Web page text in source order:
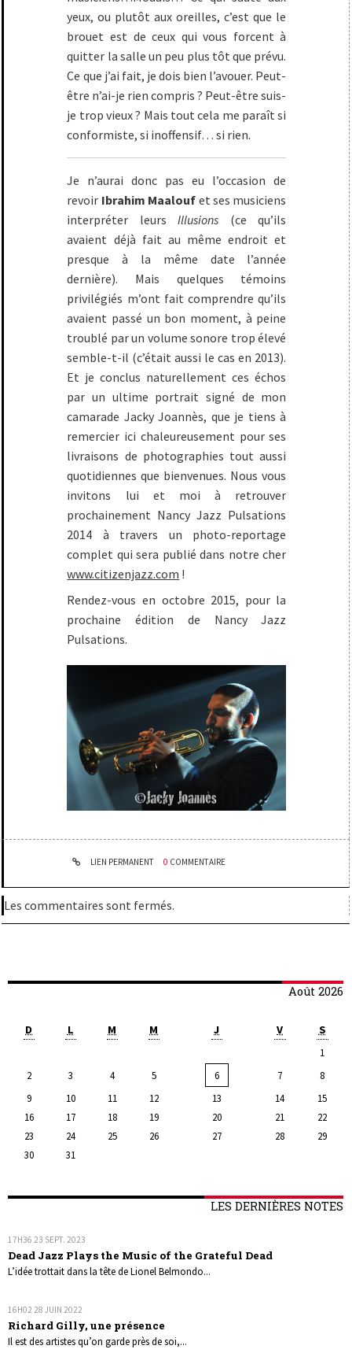
Août 2026
D L M M J V S
1
2
3 4 5 6 7
8
9
10 11 12 13 14
15
16
17 18 19 20 21
22
23
24 25 26 27 28
29
30
31
LES DERNIÈRES NOTES
17H36 23 SEPT. 2023
Dead Jazz Plays the Music of the Grateful Dead
L’idée trottait dans la tête de Lionel Belmondo...
16H02 28 JUIN 2022
Richard Gilly, une présence
Il est des artistes qu’on garde près de soi,...
yeux, ou plutôt aux oreilles, c’est que le
brouet est de ceux qui vous forcent à
quitter la salle un peu plus tôt que prévu.
Ce que j’ai fait, je dois bien l’avouer. Peut-
être n’ai-je rien compris ? Peut-être suis-
je trop vieux ? Mais tout cela me paraît si
conformiste, si inoffensif… si rien.
Je n’aurai donc pas eu l’occasion de
revoir Ibrahim Maalouf et ses musiciens
interpréter leursIllusions (ce qu’ils
avaient déjà fait au même endroit et
presque à la même date l’année
dernière). Mais quelques témoins
privilégiés m’ont fait comprendre qu’ils
avaient passé un bon moment, à peine
troublé par un volume sonore trop élevé
semble-t-il (c’était aussi le cas en 2013).
Et je conclus naturellement ces échos
par un ultime portrait signé de mon
camarade Jacky Joannès, que je tiens à
remercier ici chaleureusement pour ses
livraisons de photographies tout aussi
quotidiennes que bienvenues. Nous vous
invitons lui et moi à retrouver
prochainement Nancy Jazz Pulsations
2014 à travers un photo-reportage
complet qui sera publié dans notre cher
www.citizenjazz.com !
Rendez-vous en octobre 2015, pour la
prochaine édition de Nancy Jazz
Pulsations.
LIEN PERMANENT 0 COMMENTAIRE
Les commentaires sont fermés.